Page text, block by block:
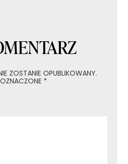
ZOSTANIE OPUBLIKOWANY.
*